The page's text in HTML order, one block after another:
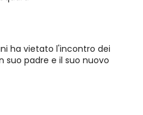
ha vietato l'incontro dei
suo padre e il suo nuovo